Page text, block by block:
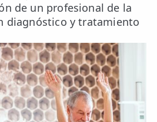
de un profesional de la
diagnóstico y tratamiento